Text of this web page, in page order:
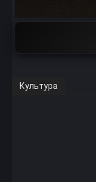
Культура